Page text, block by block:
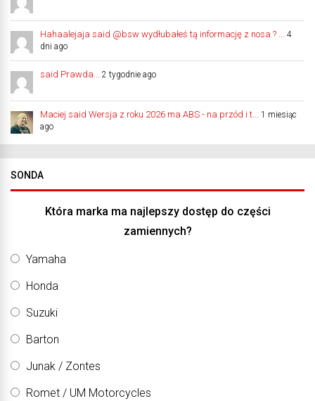
Hahaalejaja said @bsw wydłubałeś tą informację z nosa ? ...
4
dni ago
said Prawda... 2 tygodnie ago
Maciej said Wersja z roku 2026 ma ABS - na przód i t...
1 miesiąc
ago
SONDA
Która marka ma najlepszy dostęp do części
zamiennych?
Yamaha
Honda
Suzuki
Barton
Junak / Zontes
Romet / UM Motorcycles